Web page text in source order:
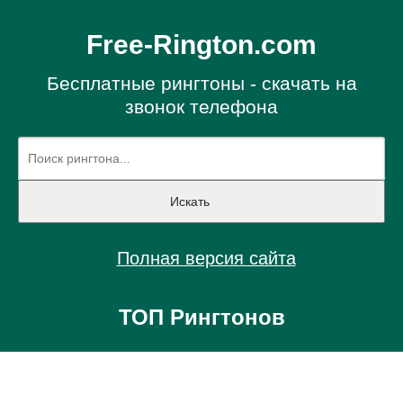
Free-Rington.com
Бесплатные рингтоны - скачать на
звонок телефона
Полная версия сайта
ТОП Рингтонов